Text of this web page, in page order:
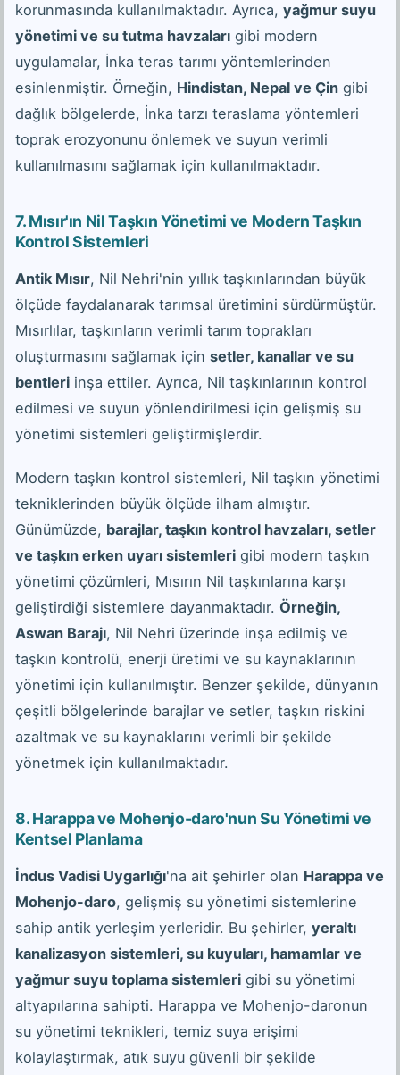
korunmasında kullanılmaktadır. Ayrıca, yağmur suyu
yönetimi ve su tutma havzaları gibi modern
uygulamalar, İnka teras tarımı yöntemlerinden
esinlenmiştir. Örneğin, Hindistan, Nepal ve Çin gibi
dağlık bölgelerde, İnka tarzı teraslama yöntemleri
toprak erozyonunu önlemek ve suyun verimli
kullanılmasını sağlamak için kullanılmaktadır.
7. Mısır'ın Nil Taşkın Yönetimi ve Modern Taşkın
Kontrol Sistemleri
Antik Mısır, Nil Nehri'nin yıllık taşkınlarından büyük
ölçüde faydalanarak tarımsal üretimini sürdürmüştür.
Mısırlılar, taşkınların verimli tarım toprakları
oluşturmasını sağlamak için setler, kanallar ve su
bentleri inşa ettiler. Ayrıca, Nil taşkınlarının kontrol
edilmesi ve suyun yönlendirilmesi için gelişmiş su
yönetimi sistemleri geliştirmişlerdir.
Modern taşkın kontrol sistemleri, Nil taşkın yönetimi
tekniklerinden büyük ölçüde ilham almıştır.
Günümüzde, barajlar, taşkın kontrol havzaları, setler
ve taşkın erken uyarı sistemleri gibi modern taşkın
yönetimi çözümleri, Mısırın Nil taşkınlarına karşı
geliştirdiği sistemlere dayanmaktadır. Örneğin,
Aswan Barajı, Nil Nehri üzerinde inşa edilmiş ve
taşkın kontrolü, enerji üretimi ve su kaynaklarının
yönetimi için kullanılmıştır. Benzer şekilde, dünyanın
çeşitli bölgelerinde barajlar ve setler, taşkın riskini
azaltmak ve su kaynaklarını verimli bir şekilde
yönetmek için kullanılmaktadır.
8. Harappa ve Mohenjo-daro'nun Su Yönetimi ve
Kentsel Planlama
İndus Vadisi Uygarlığı'na ait şehirler olan Harappa ve
Mohenjo-daro, gelişmiş su yönetimi sistemlerine
sahip antik yerleşim yerleridir. Bu şehirler, yeraltı
kanalizasyon sistemleri, su kuyuları, hamamlar ve
yağmur suyu toplama sistemleri gibi su yönetimi
altyapılarına sahipti. Harappa ve Mohenjo-daronun
su yönetimi teknikleri, temiz suya erişimi
kolaylaştırmak, atık suyu güvenli bir şekilde